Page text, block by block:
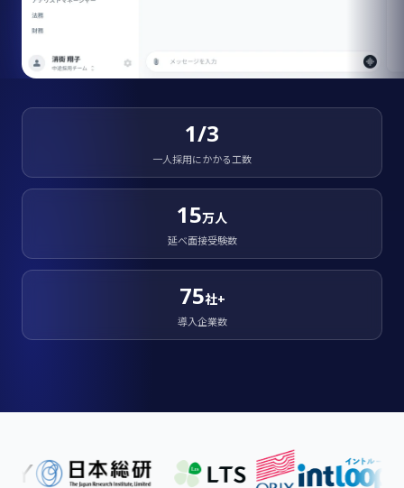
1/3
一人採用にかかる工数
15万人
延べ面接受験数
75社+
導入企業数